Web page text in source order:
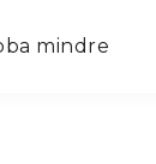
mindre